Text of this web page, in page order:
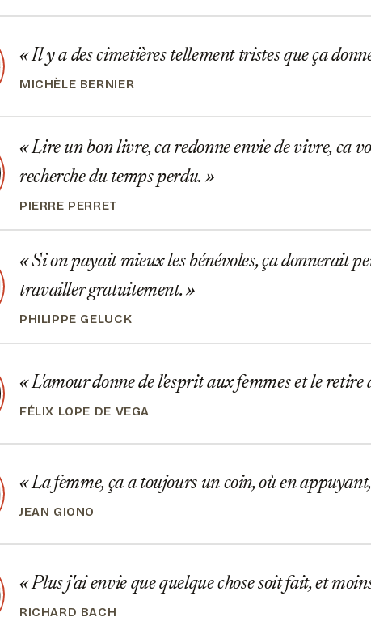
Il y a des cimetières tellement tristes que ça
MICHÈLE BERNIER
Lire un bon livre, ca redonne envie de vivre, ca
recherche du temps perdu.
PIERRE PERRET
Si on payait mieux les bénévoles, ça donnerait
travailler gratuitement.
PHILIPPE GELUCK
L'amour donne de l'esprit aux femmes et le retire
FÉLIX LOPE DE VEGA
La femme, ça a toujours un coin, où en
JEAN GIONO
Plus j'ai envie que quelque chose soit fait, et
RICHARD BACH